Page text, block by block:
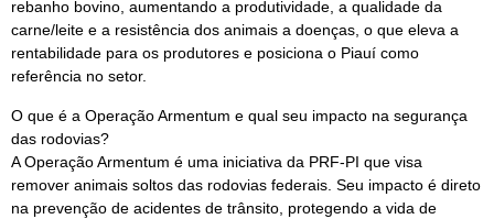
rebanho bovino, aumentando a produtividade, a qualidade da
carne/leite e a resistência dos animais a doenças, o que eleva a
rentabilidade para os produtores e posiciona o Piauí como
referência no setor.
O que é a Operação Armentum e qual seu impacto na segurança
das rodovias?
A Operação Armentum é uma iniciativa da PRF-PI que visa
remover animais soltos das rodovias federais. Seu impacto é direto
na prevenção de acidentes de trânsito, protegendo a vida de